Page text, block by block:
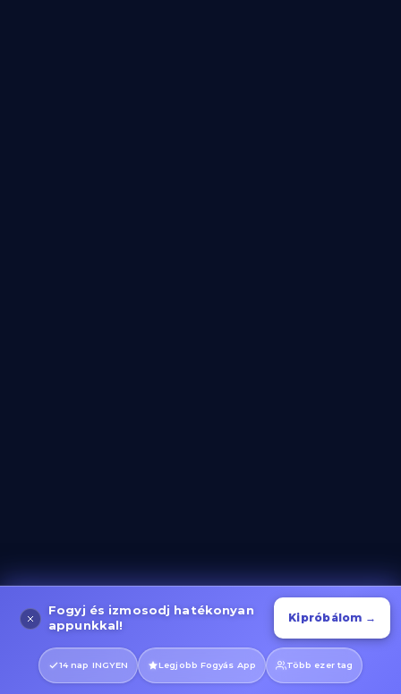
Kerékpáros Gyakorlatok
Fogyj és izmosodj hatékonyan
appunkkal!
Kipróbálom →
14 nap INGYEN Legjobb Fogyás App Több ezer tag